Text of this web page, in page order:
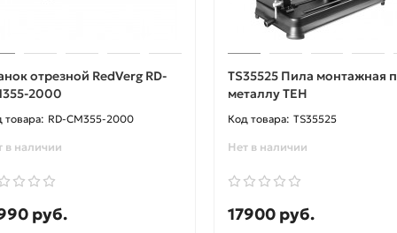
отрезной RedVerg RD-
2000
RD-CM355-2000
в наличии
руб.
TS35525 Пила монтажная
металлу TEH
TS35525
Нет в наличии
17900 руб.